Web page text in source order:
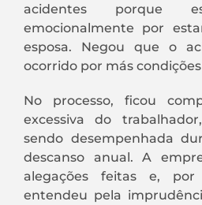
acidentes porque
emocionalmente por
esposa. Negou que o
ocorrido por más
No processo, ficou
excessiva do
sendo desempenhada
descanso anual. A
alegações feitas e,
entendeu pela